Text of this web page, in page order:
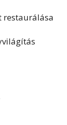
restaurálása